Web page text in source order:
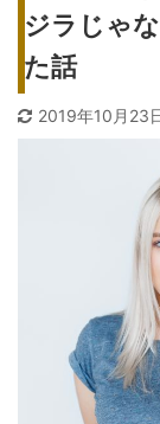
ジラじゃ
た話
2019年10月23